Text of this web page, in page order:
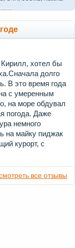
Кирилл, хотел бы
долго
В это время года
с умеренным
на море обдувал
погода. Даже
немного
на майку пиджак
курорт, с
все отзывы